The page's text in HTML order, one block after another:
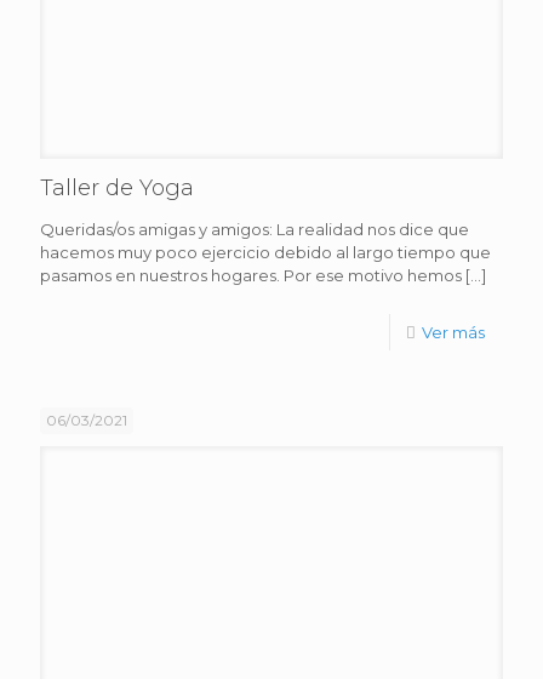
Taller de Yoga
Queridas/os amigas y amigos: La realidad nos dice que
hacemos muy poco ejercicio debido al largo tiempo que
pasamos en nuestros hogares. Por ese motivo hemos […]
Ver más
06/03/2021